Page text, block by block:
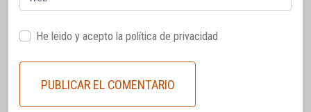
He leido y acepto la política de privacidad